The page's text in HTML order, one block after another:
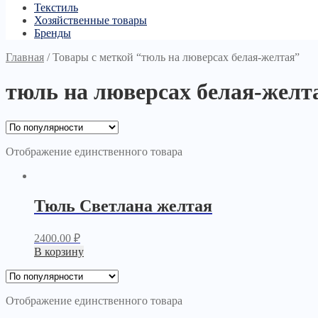
Текстиль
Хозяйственные товары
Бренды
Главная /Товары с меткой “тюль на люверсах белая-желтая”
тюль на люверсах белая-
Отображение единственного товара
Тюль Светлана желтая
2400.00 ₽
В корзину
Отображение единственного товара